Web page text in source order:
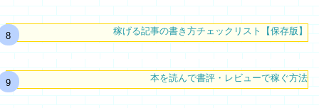
稼げる記事の書き方チェックリスト【保存版】
本を読んで書評・レビューで稼ぐ方法